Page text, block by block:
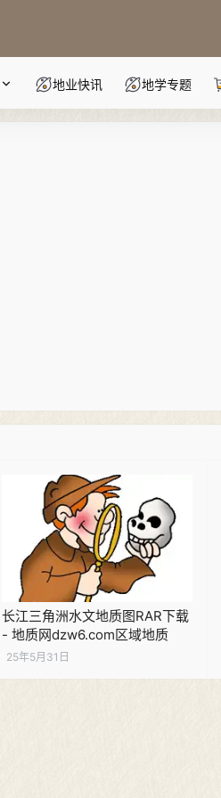
地业快讯 地学专题
长江三角洲水文地质图RAR下载
- 地质网dzw6.com区域地质
25年5月31日